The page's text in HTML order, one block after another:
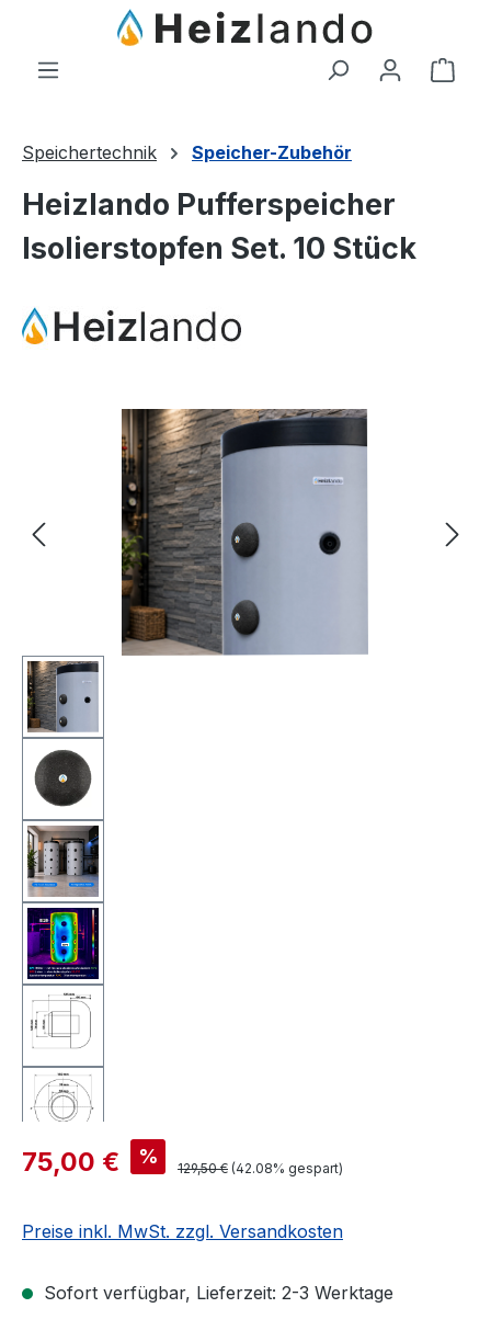
Zum Hauptinhalt springen
Speichertechnik Speicher-Zubehör
Heizlando Pufferspeicher
Isolierstopfen Set. 10 Stück
Bildergalerie überspringen
Verkaufspreis:
75,00 € % Regulärer Preis:
129,50 € (42.08% gespart)
Preise inkl. MwSt. zzgl. Versandkosten
Sofort verfügbar, Lieferzeit: 2-3 Werktage